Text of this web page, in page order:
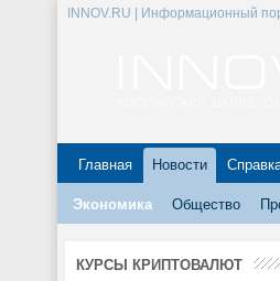
INNOV.RU | Информационный
Главная Новости
Экономика Общество
КУРСЫ КРИПТОВАЛЮТ